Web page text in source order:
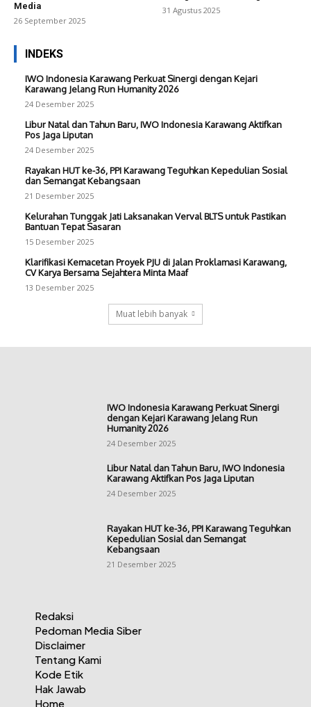
Media
26 September 2025
31 Agustus 2025
INDEKS
IWO Indonesia Karawang Perkuat Sinergi dengan Kejari
Karawang Jelang Run Humanity 2026
24 Desember 2025
Libur Natal dan Tahun Baru, IWO Indonesia Karawang Aktifkan
Pos Jaga Liputan
24 Desember 2025
Rayakan HUT ke-36, PPI Karawang Teguhkan Kepedulian Sosial
dan Semangat Kebangsaan
21 Desember 2025
Kelurahan Tunggak Jati Laksanakan Verval BLTS untuk Pastikan
Bantuan Tepat Sasaran
15 Desember 2025
Klarifikasi Kemacetan Proyek PJU di Jalan Proklamasi Karawang,
CV Karya Bersama Sejahtera Minta Maaf
13 Desember 2025
Muat lebih banyak
IWO Indonesia Karawang Perkuat Sinergi
dengan Kejari Karawang Jelang Run
Humanity 2026
24 Desember 2025
Libur Natal dan Tahun Baru, IWO Indonesia
Karawang Aktifkan Pos Jaga Liputan
24 Desember 2025
Rayakan HUT ke-36, PPI Karawang Teguhkan
Kepedulian Sosial dan Semangat
Kebangsaan
21 Desember 2025
Redaksi
Pedoman Media Siber
Disclaimer
Tentang Kami
Kode Etik
Hak Jawab
Home